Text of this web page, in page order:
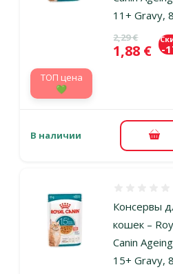
11+ Gravy,
Исходная
2,29 €
Цена
1,88 € -
TOП цена
💚
В наличии В
Консервы
кошек –
Canin Ageing
15+ Gravy,